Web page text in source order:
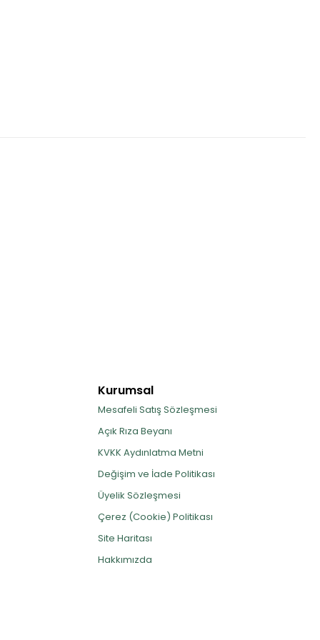
Kurumsal
Mesafeli Satış Sözleşmesi
Açık Rıza Beyanı
KVKK Aydınlatma Metni
Değişim ve İade Politikası
Üyelik Sözleşmesi
Çerez (Cookie) Politikası
Site Haritası
Hakkımızda